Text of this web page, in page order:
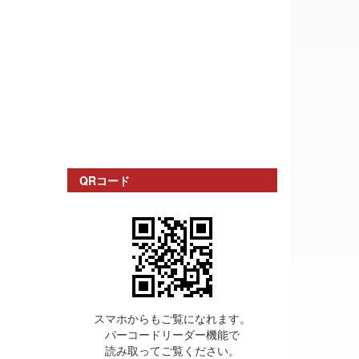
QRコード
スマホからもご覧になれます。
バーコードリーダー機能で
読み取ってご覧ください。